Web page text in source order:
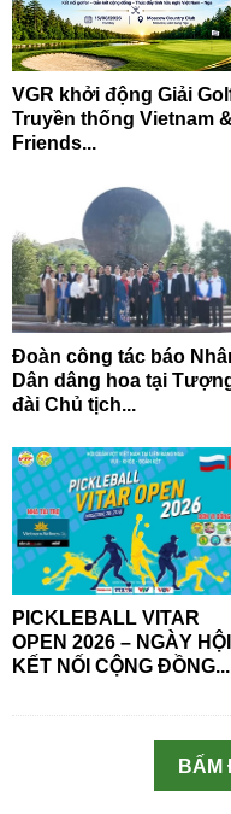
VGR khởi động Giải
Truyền thống Vietnam &
Friends...
Đoàn công tác báo
Dân dâng hoa tại
đài Chủ tịch...
PICKLEBALL VITAR
OPEN 2026 – NGÀY HỘI
KẾT NỐI CỘNG ĐỒNG...
BẤM